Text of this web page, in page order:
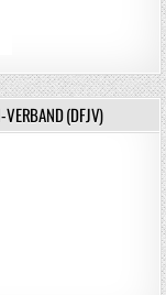
VERBAND (DFJV)